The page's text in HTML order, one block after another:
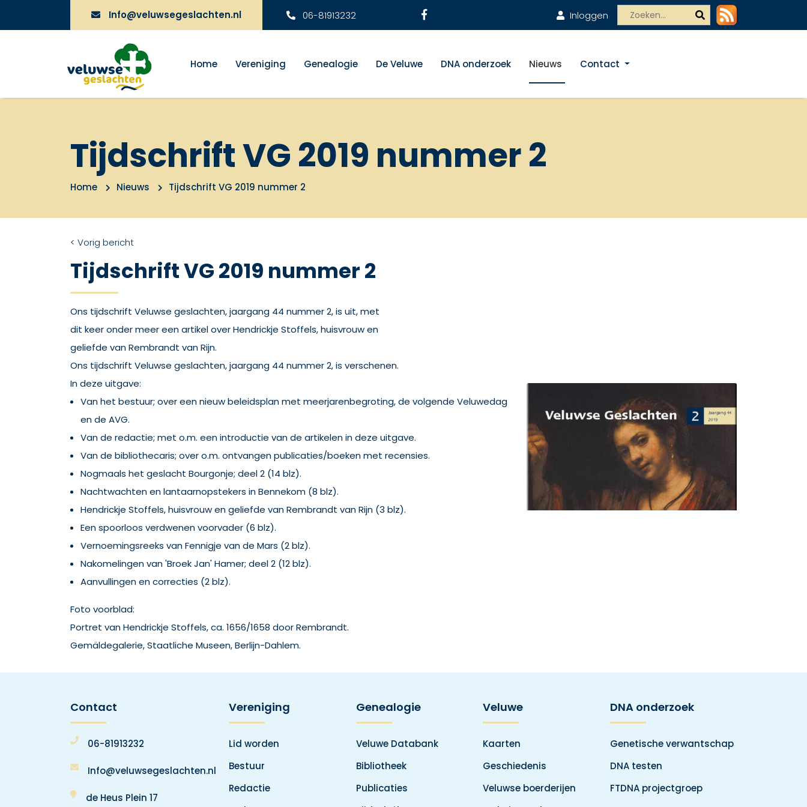
Info@veluwsegeslachten.nl 06-81913232 Inloggen
Home Vereniging Genealogie De Veluwe DNA onderzoek Nieuws Contact
Tijdschrift VG 2019 nummer 2
Home Nieuws Tijdschrift VG 2019 nummer 2
< Vorig bericht
Tijdschrift VG 2019 nummer 2
Ons tijdschrift Veluwse geslachten, jaargang 44 nummer 2, is uit, met
dit keer onder meer een artikel over Hendrickje Stoffels, huisvrouw en
geliefde van Rembrandt van Rijn.
Ons tijdschrift Veluwse geslachten, jaargang 44 nummer 2, is verschenen.
In deze uitgave:
Van het bestuur; over een nieuw beleidsplan met meerjarenbegroting, de volgende Veluwedag
en de AVG.
Van de redactie; met o.m. een introductie van de artikelen in deze uitgave.
Van de bibliothecaris; over o.m. ontvangen publicaties/boeken met recensies.
Nogmaals het geslacht Bourgonje; deel 2 (14 blz).
Nachtwachten en lantaarnopstekers in Bennekom (8 blz).
Hendrickje Stoffels, huisvrouw en geliefde van Rembrandt van Rijn (3 blz).
Een spoorloos verdwenen voorvader (6 blz).
Vernoemingsreeks van Fennigje van de Mars (2 blz).
Nakomelingen van 'Broek Jan' Hamer; deel 2 (12 blz).
Aanvullingen en correcties (2 blz).
Foto voorblad:
Portret van Hendrickje Stoffels, ca. 1656/1658 door Rembrandt.
Gemäldegalerie, Staatliche Museen, Berlijn-Dahlem.
Contact
06-81913232
Info@veluwsegeslachten.nl
de Heus Plein 17
Vereniging
Lid worden
Bestuur
Redactie
Genealogie
Veluwe Databank
Bibliotheek
Publicaties
Veluwe
Kaarten
Geschiedenis
Veluwse boerderijen
DNA onderzoek
Genetische verwantschap
DNA testen
FTDNA projectgroep